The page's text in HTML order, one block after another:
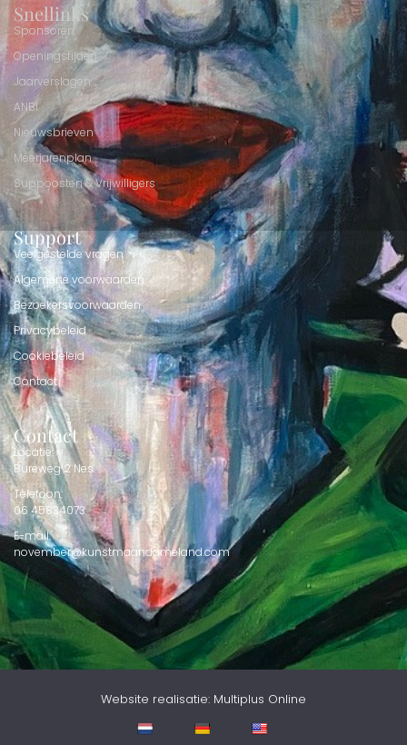
Snellinks
Sponsoren
Openingstijden
Jaarverslagen
ANBI
Nieuwsbrieven
Meerjarenplan
Suppoosten & Vrijwilligers
Support
Veelgestelde vragen
Algemene voorwaarden
Bezoekersvoorwaarden
Privacybeleid
Cookiebeleid
Contact
Contact
Locatie:
Bureweg 2 Nes
Telefoon:
06 45834073
E-mail:
november@kunstmaandameland.com
Website realisatie: Multiplus Online